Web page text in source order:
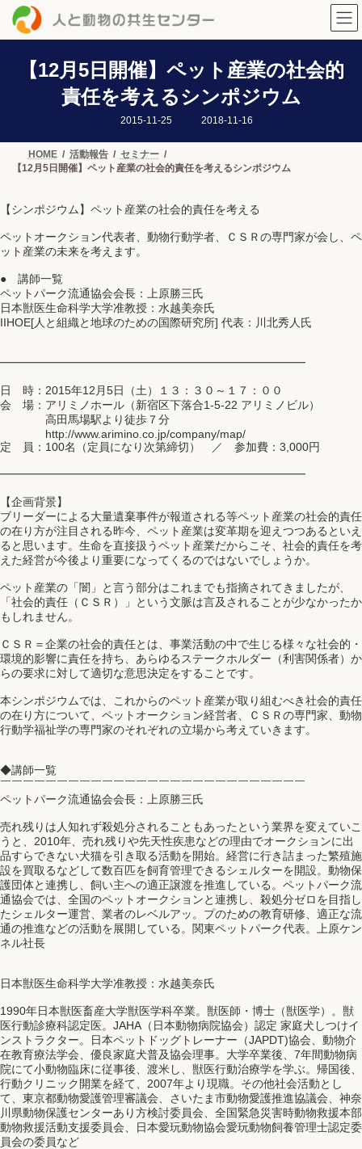
【12月5日開催】ペット産業の社会的
責任を考えるシンポジウム
2015-11-25
最
時
2018-11-16
HOME 活動報告
セミナー
【12月5日開催】ペット産業の社会的責任を考えるシンポジウム
【シンポジウム】ペット産業の社会的責任を考える
ペットオークション代表者、動物行動学者、ＣＳＲの専門家が会し、ペ
ット産業の未来を考えます。
● 講師一覧
ペットパーク流通協会会長：上原勝三氏
日本獣医生命科学大学准教授：水越美奈氏
IIHOE[人と組織と地球のための国際研究所] 代表：川北秀人氏
━━━━━━━━━━━━━━━━━━━━━━━━━━━
日 時：2015年12月5日（土）１３：３０～１７：００
会 場：アリミノホール（新宿区下落合1-5-22 アリミノビル）
高田馬場駅より徒歩７分
http://www.arimino.co.jp/company/map/
定 員：100名（定員になり次第締切） ／ 参加費：3,000円
━━━━━━━━━━━━━━━━━━━━━━━━━━━
【企画背景】
ブリーダーによる大量遺棄事件が報道される等ペット産業の社会的責任
の在り方が注目される昨今、ペット産業は変革期を迎えつつあるといえ
ると思います。生命を直接扱うペット産業だからこそ、社会的責任を考
えた経営が今後より重要になってくるのではないでしょうか。
ペット産業の「闇」と言う部分はこれまでも指摘されてきましたが、
「社会的責任（ＣＳＲ）」という文脈は言及されることが少なかったか
もしれません。
ＣＳＲ＝企業の社会的責任とは、事業活動の中で生じる様々な社会的・
環境的影響に責任を持ち、あらゆるステークホルダー（利害関係者）か
らの要求に対して適切な意思決定をすることです。
本シンポジウムでは、これからのペット産業が取り組むべき社会的責任
の在り方について、ペットオークション経営者、ＣＳＲの専門家、動物
行動学福祉学の専門家のそれぞれの立場から考えていきます。
◆講師一覧
￣￣￣￣￣￣￣￣￣￣￣￣￣￣￣￣￣￣￣￣￣￣￣￣￣￣￣
ペットパーク流通協会会長：上原勝三氏
売れ残りは人知れず殺処分されることもあったという業界を変えていこ
うと、2010年、売れ残りや先天性疾患などの理由でオークションに出
品すらできない犬猫を引き取る活動を開始。経営に行き詰まった繁殖施
設を買取るなどして数百匹を飼育管理できるシェルターを開設。動物保
護団体と連携し、飼い主への適正譲渡を推進している。ペットパーク流
通協会では、全国のペットオークションと連携し、殺処分ゼロを目指し
たシェルター運営、業者のレベルアッ。プのための教育研修、適正な流
通の推進などの活動を展開している。関東ペットパーク代表。上原ケン
ネル社長
日本獣医生命科学大学准教授：水越美奈氏
1990年日本獣医畜産大学獣医学科卒業。獣医師・博士（獣医学）。獣
医行動診療科認定医。JAHA（日本動物病院協会）認定 家庭犬しつけイ
ンストラクター。日本ペットドッグトレーナー（JAPDT)協会、動物介
在教育療法学会、優良家庭犬普及協会理事。大学卒業後、7年間動物病
院にて小動物臨床に従事後、渡米し、獣医行動治療学を学ぶ。帰国後、
行動クリニック開業を経て、2007年より現職。その他社会活動とし
て、東京都動物愛護管理審議会、さいたま市動物愛護推進協議会、神奈
川県動物保護センターあり方検討委員会、全国緊急災害時動物救援本部
動物救援活動支援委員会、日本愛玩動物協会愛玩動物飼養管理士認定委
員会の委員など